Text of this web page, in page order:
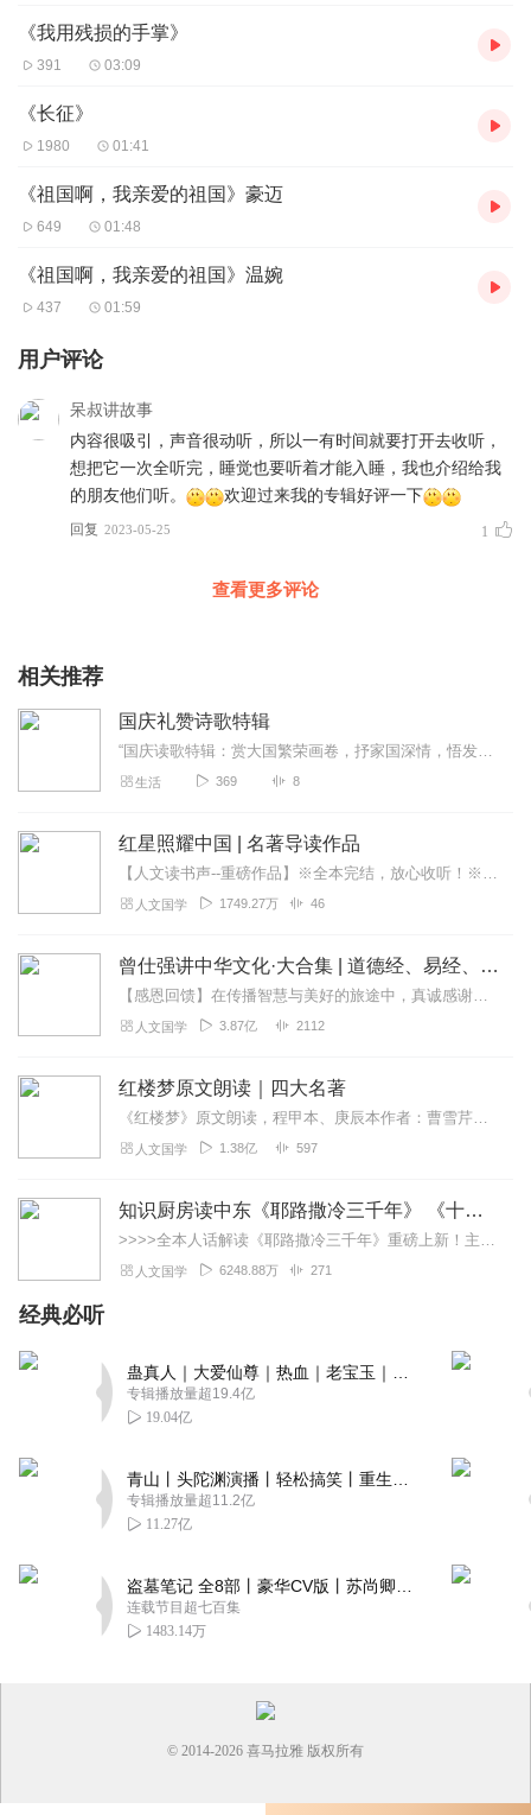
《我用残损的手掌》
391 03:09
《长征》
1980 01:41
《祖国啊，我亲爱的祖国》豪迈
649 01:48
《祖国啊，我亲爱的祖国》温婉
437 01:59
用户评论
呆叔讲故事
内容很吸引，声音很动听，所以一有时间就要打开去收听，
想把它一次全听完，睡觉也要听着才能入睡，我也介绍给我
的朋友他们听。
欢迎过来我的专辑好评一下
回复 2023-05-25 1
查看更多评论
相关推荐
国庆礼赞诗歌特辑
“国庆读歌特辑：赏大国繁荣画卷，抒家国深情，悟发展之道与时代同行贺国庆️各位听友们，你们好呀。感谢大家来到我的国庆特辑。现在你是不是和我一样：看着天安门的五星国...
生活 369 8
红星照耀中国 | 名著导读作品
【人文读书声--重磅作品】※全本完结，放心收听！※八年级（上）语文教科书名著导读指定作品，同名有声书！※著名翻译家董乐山先生权威中文译本！※人民文学出版...
人文国学 1749.27万 46
曾仕强讲中华文化·大合集 | 道德经、易经、三国演义中的国学
【感恩回馈】在传播智慧与美好的旅途中，真诚感谢每一位伙伴的温暖陪伴与鼎力支持！欢迎曾仕强学堂粉丝听友们入群交流，更多新鲜玩法和福利活动等你！添加微信：zengf...
人文国学 3.87亿 2112
红楼梦原文朗读｜四大名著
《红楼梦》原文朗读，程甲本、庚辰本作者：曹雪芹，朗读：白云出岫、蓝色百合《红楼梦》程甲本和庚辰本是该书两大重要版本。程甲本由程伟元和高鹗于乾隆五十六年（1791...
人文国学 1.38亿 597
知识厨房读中东《耶路撒冷三千年》 《十字军的故事》《奥斯曼帝国与土耳其》人话解读 | 读懂巴以冲突、叙利亚
>>>>全本人话解读《耶路撒冷三千年》重磅上新！主讲人「知识厨房」全新解读，3次奔赴以色列，直击巴以冲突，他经历了什么？又会给我们带来什么？欢迎收听，参与抽奖！...
人文国学 6248.88万 271
经典必听
专辑播放量超19.4亿
19.04亿
专辑播放量超11.2亿
11.27亿
连载节目超七百集
1483.14万
© 2014-2026 喜马拉雅 版权所有